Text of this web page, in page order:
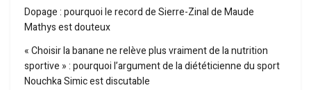
Dopage : pourquoi le record de Sierre-Zinal de Maude
Mathys est douteux
« Choisir la banane ne relève plus vraiment de la nutrition
sportive » : pourquoi l’argument de la diététicienne du sport
Nouchka Simic est discutable